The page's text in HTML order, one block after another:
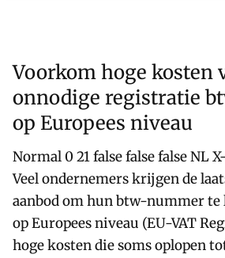
Voorkom hoge kosten
onnodige registratie
op Europees niveau
Normal 0 21 false false false NL
Veel ondernemers krijgen de
aanbod om hun btw-nummer
op Europees niveau (EU-VAT
hoge kosten die soms oplopen